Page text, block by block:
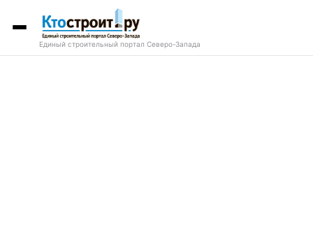
Единый строительный портал Северо-Запада